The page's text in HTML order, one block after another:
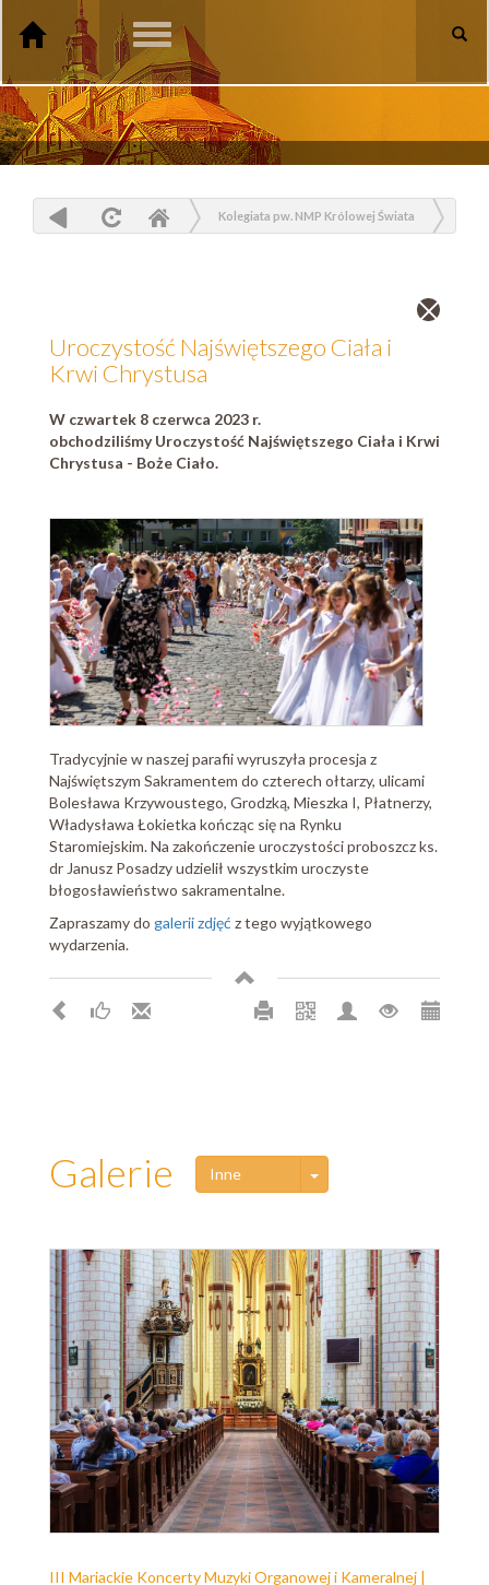
Toggle
navigation
Kolegiata pw. NMP Królowej Świata
Zamknij
Uroczystość Najświętszego Ciała i
Krwi Chrystusa
W czwartek 8 czerwca 2023 r.
obchodziliśmy Uroczystość Najświętszego Ciała i Krwi
Chrystusa - Boże Ciało.
Tradycyjnie w naszej parafii wyruszyła procesja z
Najświętszym Sakramentem do czterech ołtarzy, ulicami
Bolesława Krzywoustego, Grodzką, Mieszka I, Płatnerzy,
Władysława Łokietka kończąc się na Rynku
Staromiejskim. Na zakończenie uroczystości proboszcz ks.
dr Janusz Posadzy udzielił wszystkim uroczyste
błogosławieństwo sakramentalne.
Zapraszamy do galerii zdjęć z tego wyjątkowego
wydarzenia.
Galerie Inne Toggle Dropdown
III Mariackie Koncerty Muzyki Organowej i Kameralnej |